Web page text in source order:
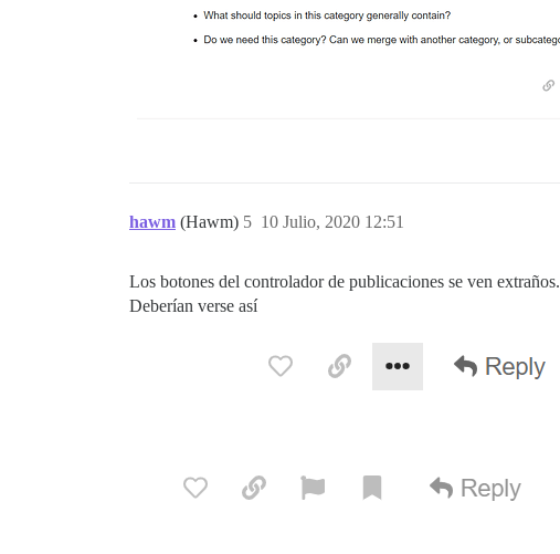
hawm (Hawm) 10 Julio, 2020 12:51
5
Los botones del controlador de publicaciones se ven extraños.
Deberían verse así